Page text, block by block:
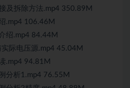
及拆除方法.mp4 350.89M
.mp4 106.46M
绍.mp4 84.44M
际电压源.mp4 45.04M
.mp4 94.81M
分析1.mp4 76.55M